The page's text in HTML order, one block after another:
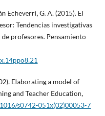
Echeverri, G. A. (2015). El
Tendencias investigativas
profesores. Pensamiento
Elaborating a model of
and Teacher Education,
s0742-051x(02)00053-7